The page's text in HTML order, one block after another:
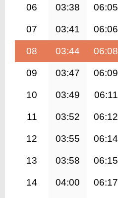
06 03:38 06:05
07 03:41 06:06
08 03:44 06:08
09 03:47 06:09
10 03:49 06:11
11 03:52 06:12
12 03:55 06:14
13 03:58 06:15
14 04:00 06:17